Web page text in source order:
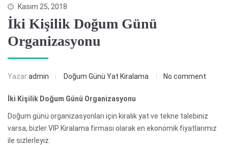
Kasım 25, 2018
İki Kişilik Doğum Günü
Organizasyonu
Yazaradmin Doğum Günü Yat Kiralama No comment
İki Kişilik Doğum Günü Organizasyonu
Doğum günü organizasyonları için kiralık yat ve tekne talebiniz
varsa, bizler VIP Kiralama firması olarak en ekonomik fiyatlarımız
ile sizlerleyiz.